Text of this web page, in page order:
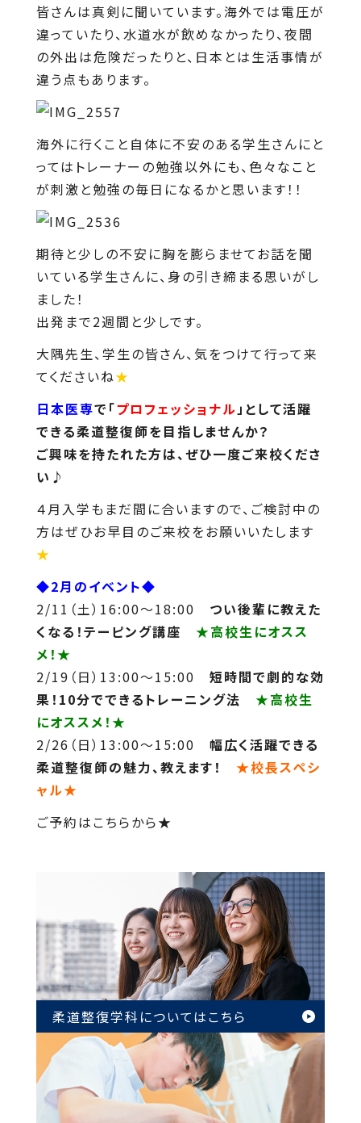
皆さんは真剣に聞いています。海外では電圧が
違っていたり、水道水が飲めなかったり、夜間
の外出は危険だったりと、日本とは生活事情が
違う点もあります。
海外に行くこと自体に不安のある学生さんにと
ってはトレーナーの勉強以外にも、色々なこと
が刺激と勉強の毎日になるかと思います！！
期待と少しの不安に胸を膨らませてお話を聞
いている学生さんに、身の引き締まる思いがし
ました！
出発まで2週間と少しです。
大隅先生、学生の皆さん、気をつけて行って来
てくださいね★
日本医専で「プロフェッショナル」として活躍
できる柔道整復師を目指しませんか？
ご興味を持たれた方は、ぜひ一度ご来校くださ
い♪
４月入学もまだ間に合いますので、ご検討中の
方はぜひお早目のご来校をお願いいたします
★
◆2月のイベント◆
2/11（土）16:00～18:00 つい後輩に教えた
くなる！テーピング講座
★高校生にオスス
メ！★
2/19（日）13:00～15:00 短時間で劇的な効
果！10分でできるトレーニング法
★高校生
にオススメ！★
2/26（日）13:00～15:00 幅広く活躍できる
柔道整復師の魅力、教えます！
★校長スペシ
ャル★
ご予約はこちらから★
柔道整復学科についてはこちら